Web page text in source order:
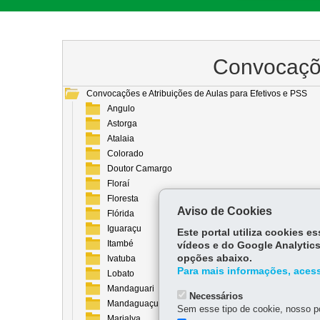
Convocações e Atribuições de Aulas para Efetivos e PSS
Angulo
Astorga
Atalaia
Colorado
Doutor Camargo
Floraí
Floresta
Flórida
Iguaraçu
Itambé
Ivatuba
Lobato
Mandaguari
Mandaguaçu
Aviso de Cookies
Este portal utiliza cookies
vídeos e do Google
opções abaixo.
Para mais informações,
Necessários
Sem esse tipo de cookie, nosso